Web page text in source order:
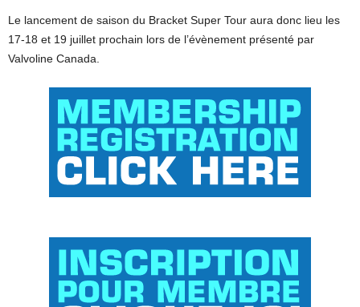
Le lancement de saison du Bracket Super Tour aura donc lieu les
17-18 et 19 juillet prochain lors de l’évènement présenté par
Valvoline Canada.